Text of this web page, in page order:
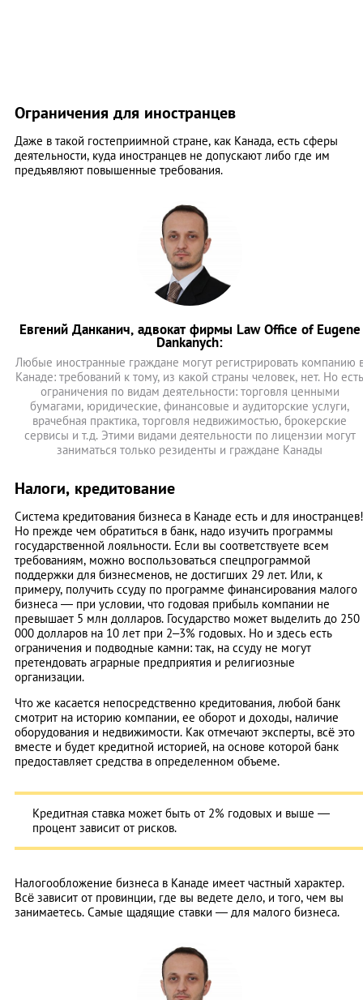
Ограничения для иностранцев
Даже в такой гостеприимной стране, как Канада, есть сферы
деятельности, куда иностранцев не допускают либо где им
предъявляют повышенные требования.
Евгений Данканич, адвокат фирмы Law Office of Eugene
Dankanych:
Любые иностранные граждане могут регистрировать компанию
Канаде: требований к тому, из какой страны человек, нет. Но есть
ограничения по видам деятельности: торговля ценными
бумагами, юридические, финансовые и аудиторские услуги,
врачебная практика, торговля недвижимостью, брокерские
сервисы и т.д. Этими видами деятельности по лицензии могут
заниматься только резиденты и граждане Канады
Налоги, кредитование
Система кредитования бизнеса в Канаде есть и для иностранцев!
Но прежде чем обратиться в банк, надо изучить программы
государственной лояльности. Если вы соответствуете всем
требованиям, можно воспользоваться спецпрограммой
поддержки для бизнесменов, не достигших 29 лет. Или, к
примеру, получить ссуду по программе финансирования малого
бизнеса ― при условии, что годовая прибыль компании не
превышает 5 млн долларов. Государство может выделить до 250
000 долларов на 10 лет при 2–3% годовых. Но и здесь есть
ограничения и подводные камни: так, на ссуду не могут
претендовать аграрные предприятия и религиозные
организации.
Что же касается непосредственно кредитования, любой банк
смотрит на историю компании, ее оборот и доходы, наличие
оборудования и недвижимости. Как отмечают эксперты, всё это
вместе и будет кредитной историей, на основе которой банк
предоставляет средства в определенном объеме.
Кредитная ставка может быть от 2% годовых и выше ―
процент зависит от рисков.
Налогообложение бизнеса в Канаде имеет частный характер.
Всё зависит от провинции, где вы ведете дело, и того, чем вы
занимаетесь. Самые щадящие ставки ― для малого бизнеса.